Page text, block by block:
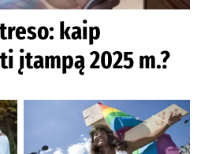
kaip
2025 m.?